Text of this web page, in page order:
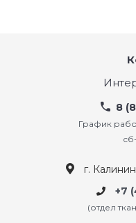
8
График
г.
+7
(отдел